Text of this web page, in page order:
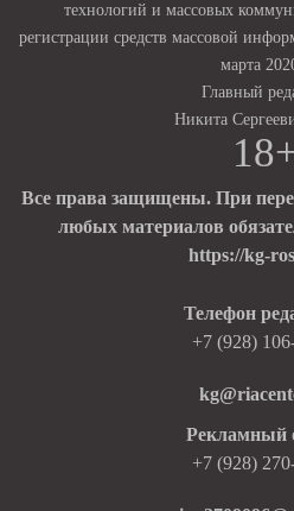
технологий и массовых
регистрации средств массовой
марта
Главный
Никита
Все права защищены. При
любых материалов
https://kg-
Телефон
+7 (928)
Рекламный
+7 (928)